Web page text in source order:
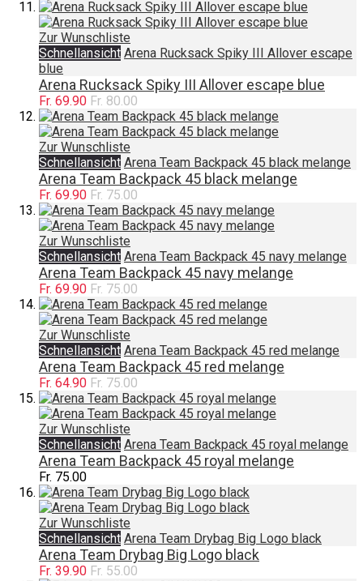
Zur Wunschliste
Schnellansicht Arena Rucksack Spiky III Allover escape
blue
Arena Rucksack Spiky III Allover escape blue
Fr. 69.90 Fr. 80.00
Zur Wunschliste
Schnellansicht Arena Team Backpack 45 black melange
Arena Team Backpack 45 black melange
Fr. 69.90 Fr. 75.00
Zur Wunschliste
Schnellansicht Arena Team Backpack 45 navy melange
Arena Team Backpack 45 navy melange
Fr. 69.90 Fr. 75.00
Zur Wunschliste
Schnellansicht Arena Team Backpack 45 red melange
Arena Team Backpack 45 red melange
Fr. 64.90 Fr. 75.00
Zur Wunschliste
Schnellansicht Arena Team Backpack 45 royal melange
Arena Team Backpack 45 royal melange
Fr. 75.00
Zur Wunschliste
Schnellansicht Arena Team Drybag Big Logo black
Arena Team Drybag Big Logo black
Fr. 39.90 Fr. 55.00